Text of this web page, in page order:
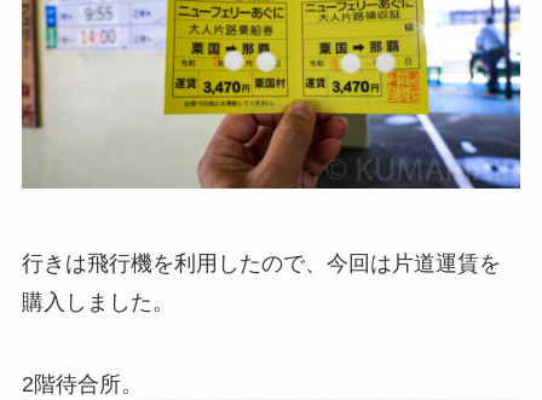
行きは飛行機を利用したので、今回は片道運賃を
購入しました。
2階待合所。